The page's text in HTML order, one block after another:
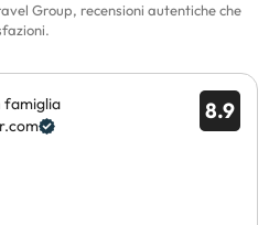
Group, recensioni autentiche che
8.9
famiglia